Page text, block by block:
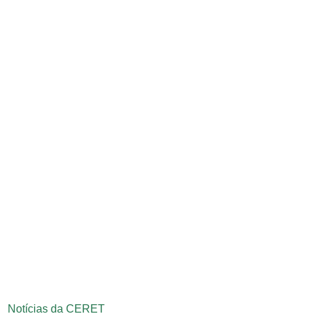
Notícias da CERET